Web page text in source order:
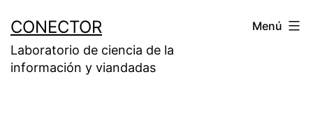
contenido
CONECTOR
Laboratorio de ciencia de la
información y viandadas
Menú